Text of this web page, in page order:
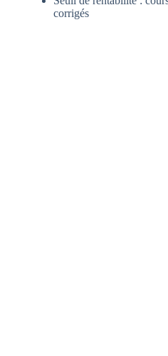
corrigés